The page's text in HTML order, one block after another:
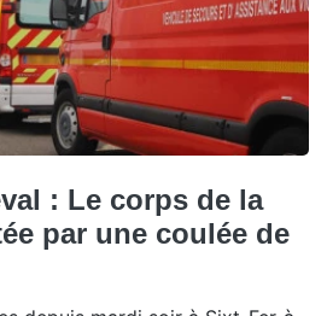
: Le corps de la
par une coulée de